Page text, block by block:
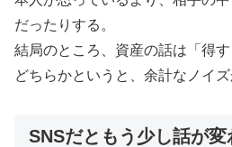
だったりする。
結局のところ、資産の話は「得す
どちらかというと、余計なノイ
SNSだともう少し話が変